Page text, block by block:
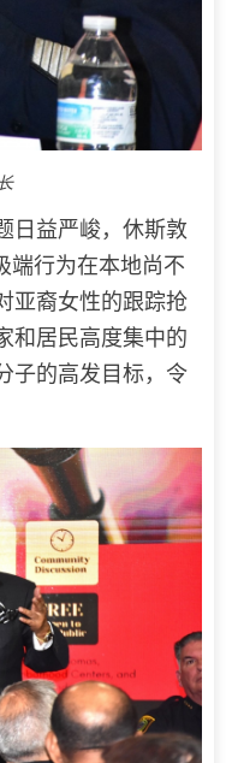
日益严峻，休斯敦
端行为在本地尚不
亚裔女性的跟踪抢
和居民高度集中的
子的高发目标，令